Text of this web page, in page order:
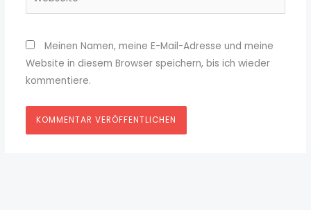
Meinen Namen, meine E-Mail-Adresse und meine
Website in diesem Browser speichern, bis ich wieder
kommentiere.